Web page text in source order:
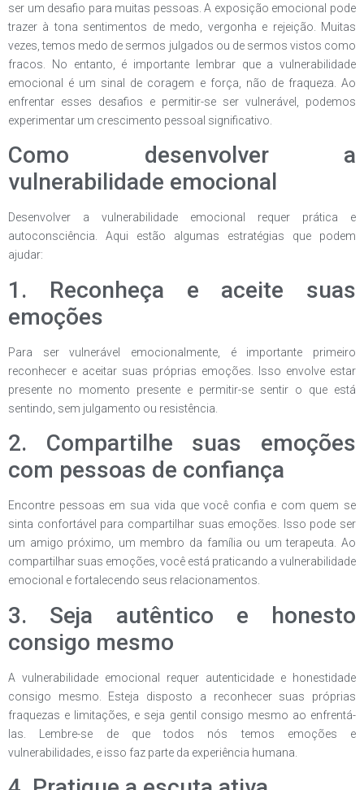
ser um desafio para muitas pessoas. A exposição emocional pode
trazer à tona sentimentos de medo, vergonha e rejeição. Muitas
vezes, temos medo de sermos julgados ou de sermos vistos como
fracos. No entanto, é importante lembrar que a vulnerabilidade
emocional é um sinal de coragem e força, não de fraqueza. Ao
enfrentar esses desafios e permitir-se ser vulnerável, podemos
experimentar um crescimento pessoal significativo.
Como desenvolver a
vulnerabilidade emocional
Desenvolver a vulnerabilidade emocional requer prática e
autoconsciência. Aqui estão algumas estratégias que podem
ajudar:
1. Reconheça e aceite suas
emoções
Para ser vulnerável emocionalmente, é importante primeiro
reconhecer e aceitar suas próprias emoções. Isso envolve estar
presente no momento presente e permitir-se sentir o que está
sentindo, sem julgamento ou resistência.
2. Compartilhe suas emoções
com pessoas de confiança
Encontre pessoas em sua vida que você confia e com quem se
sinta confortável para compartilhar suas emoções. Isso pode ser
um amigo próximo, um membro da família ou um terapeuta. Ao
compartilhar suas emoções, você está praticando a vulnerabilidade
emocional e fortalecendo seus relacionamentos.
3. Seja autêntico e honesto
consigo mesmo
A vulnerabilidade emocional requer autenticidade e honestidade
consigo mesmo. Esteja disposto a reconhecer suas próprias
fraquezas e limitações, e seja gentil consigo mesmo ao enfrentá-
las. Lembre-se de que todos nós temos emoções e
vulnerabilidades, e isso faz parte da experiência humana.